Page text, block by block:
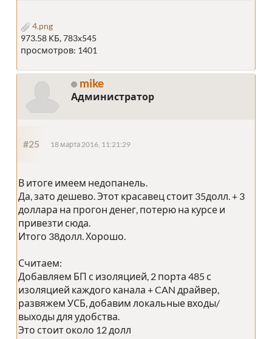
4.png
973.58 КБ, 783x545
просмотров: 1401
mike
Администратор
#25 18 марта 2016, 11:21:29
В итоге имеем недопанель.
Да, зато дешево. Этот красавец стоит 35долл. + 3
доллара на прогон денег, потерю на курсе и
привезти сюда.
Итого 38долл. Хорошо.
Считаем:
Добавляем БП с изоляцией, 2 порта 485 с
изоляцией каждого канала + CAN драйвер,
развяжем УСБ, добавим локальные входы/
выходы для удобства.
Это стоит около 12 долл